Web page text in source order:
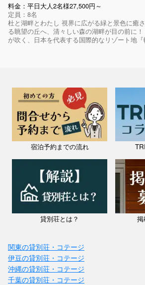
料金：平日大人2名様27,500円～
定員：8名
杜と湖畔とわたし 視界に広がる緑と景色に癒
る眺望の丘へ、清々しい森の湖畔が目の前に
が吹く、日本を代表する国際的なリゾート地
宿泊予約までの流れ
貸別荘とは？ 掲
関東の貸別荘・コテージ
伊豆の貸別荘・コテージ
沖縄の貸別荘・コテージ
千葉の貸別荘・コテージ